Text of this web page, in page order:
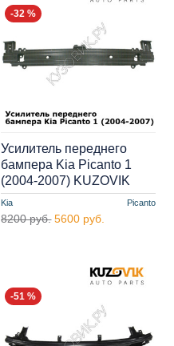
-32 %
Kia Picanto
Усилитель переднего
бампера Kia Picanto 1
(2004-2007) KUZOVIK
8200 руб. 5600 руб.
-51 %